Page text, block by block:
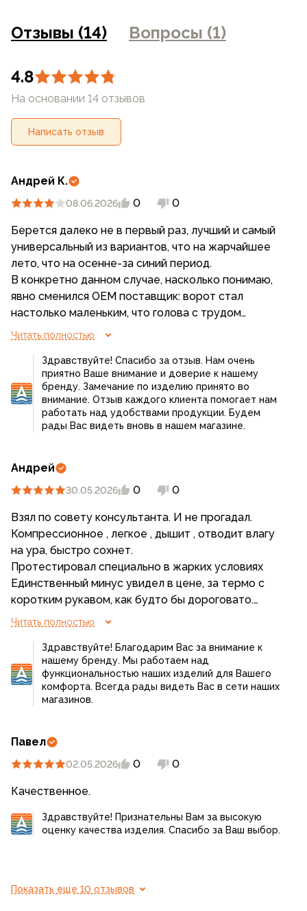
магазинах
Отзывы (14) Вопросы (1)
4.8
На основании 14 отзывов
Написать отзыв
Андрей К.
08.06.2026 0 0
Берется далеко не в первый раз, лучший и самый
универсальный из вариантов, что на жарчайшее
лето, что на осенне-за синий период.
В конкретно данном случае, насколько понимаю,
явно сменился ОЕМ поставщик: ворот стал
настолько маленьким, что голова с трудом
пропихивается, изменились швы по самой ткани,
Читать полностью
Здравствуйте! Спасибо за отзыв. Нам очень
приятно Ваше внимание и доверие к нашему
бренду. Замечание по изделию принято во
внимание. Отзыв каждого клиента помогает нам
работать над удобствами продукции. Будем
рады Вас видеть вновь в нашем магазине.
Андрей
30.05.2026 0 0
Взял по совету консультанта. И не прогадал.
Компрессионное , легкое , дышит , отводит влагу
на ура, быстро сохнет.
Протестировал специально в жарких условиях
Единственный минус увидел в цене, за термо с
коротким рукавом, как будто бы дороговато.
Но в целом доволен
Читать полностью
Здравствуйте! Благодарим Вас за внимание к
нашему бренду. Мы работаем над
функциональностью наших изделий для Вашего
комфорта. Всегда рады видеть Вас в сети наших
магазинов.
Павел
02.05.2026 0 0
Качественное.
Здравствуйте! Признательны Вам за высокую
оценку качества изделия. Спасибо за Ваш выбор.
Показать еще 10 отзывов